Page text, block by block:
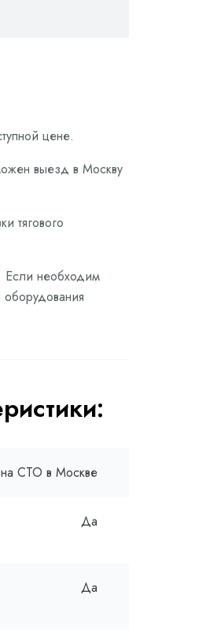
цене.
выезд в Москву
тягового
Если необходим
оборудования
СТО в Москве
Да
Да